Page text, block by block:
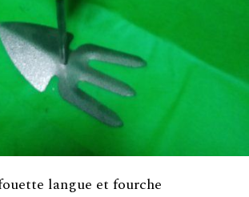
langue et fourche